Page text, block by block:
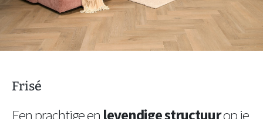
Frisé
Een prachtige en levendige structuurop je